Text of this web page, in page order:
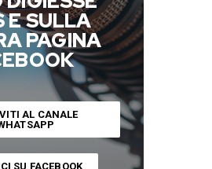
E SULLA
PAGINA
AL CANALE
SU FACEBOOK